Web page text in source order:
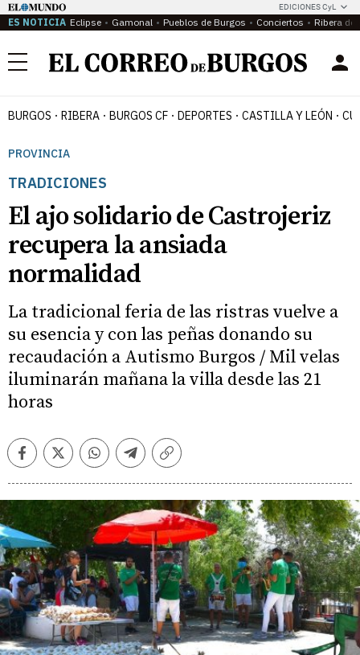
EDICIONES CyL
ES NOTICIA Eclipse Gamonal Pueblos de Burgos Conciertos Ribera del
Menú
BURGOS RIBERA BURGOS CF DEPORTES CASTILLA Y LEÓN
PROVINCIA
TRADICIONES
El ajo solidario de Castrojeriz
recupera la ansiada
normalidad
La tradicional feria de las ristras vuelve a
su esencia y con las peñas donando su
recaudación a Autismo Burgos / Mil velas
iluminarán mañana la villa desde las 21
horas
FacebookTwitterWhatsappTelegramCopiar